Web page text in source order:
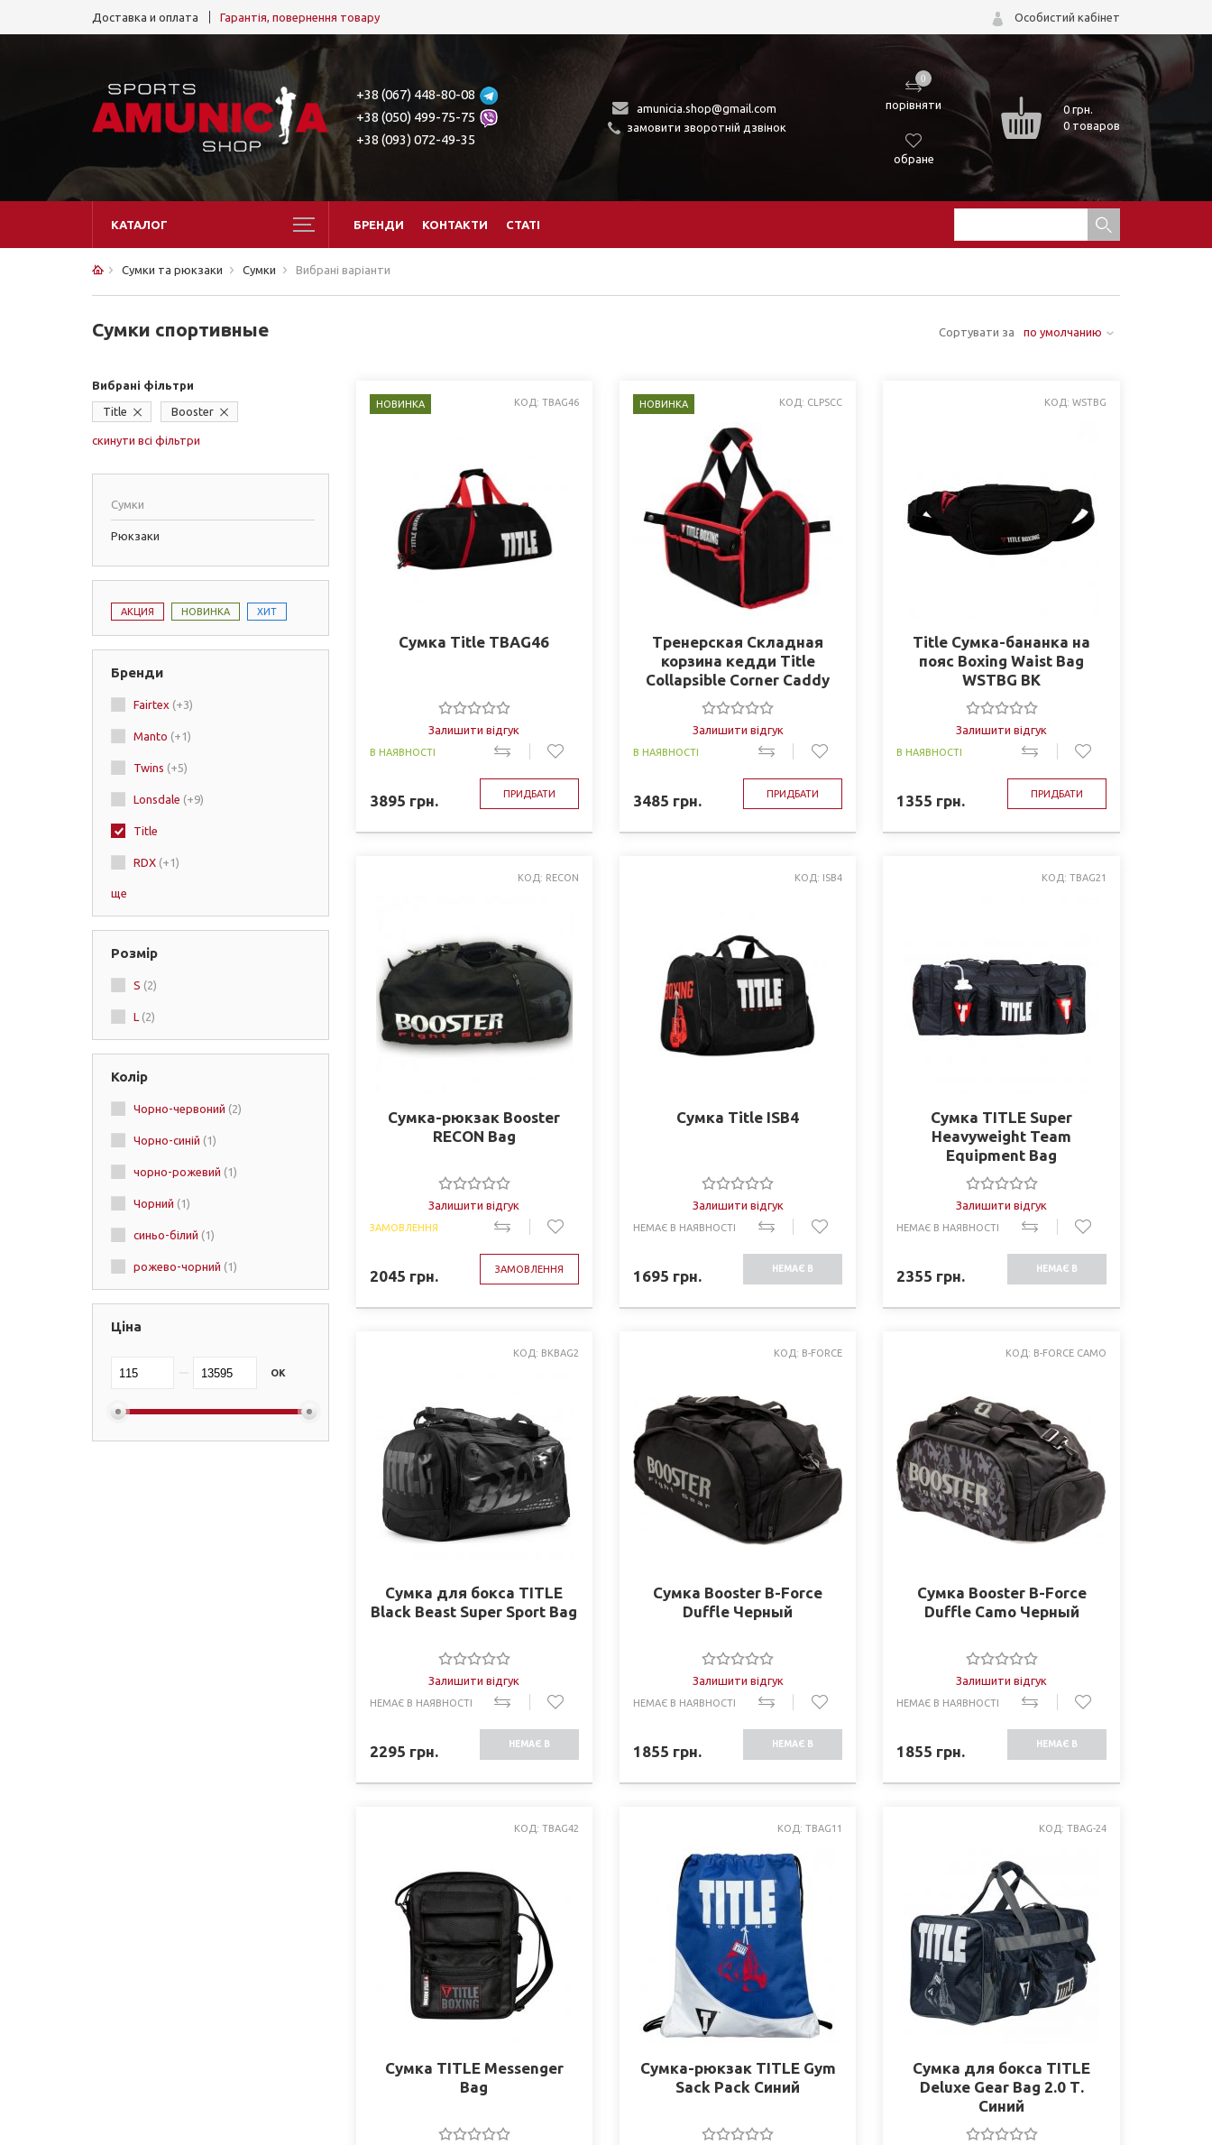
Доставка и оплата Гарантія, повернення товару Особистий кабінет
+38 (067) 448-80-08
+38 (050) 499-75-75
+38 (093) 072-49-35
amunicia.shop@gmail.com
замовити зворотній дзвінок
0
порівняти
обране
0грн.
0 товаров
КАТАЛОГ БРЕНДИ КОНТАКТИ СТАТІ
Сумки та рюкзаки Сумки Вибрані варіанти
Сумки спортивные Сортувати за по умолчанию
Вибрані фільтри
Title Booster
скинути всі фільтри
Сумки
Рюкзаки
АКЦИЯ НОВИНКА ХИТ
Бренди
Fairtex (+3)
Manto (+1)
Twins (+5)
Lonsdale (+9)
Title
RDX (+1)
Venum
Booster
2XU
Adidas(+13)
No Boxing No Life
Everlast(+4)
Rival(+7)
Boxraw(+2)
Asics(+2)
Under armour(+8)
Hayabusa(+7)
Cleto Reyes(+1)
Winning
ще
Розмір
S (2)
L (2)
Колір
Чорно-червоний (2)
Чорно-синій (1)
чорно-рожевий (1)
Чорний (1)
синьо-білий (1)
рожево-чорний (1)
Ціна
OK
НОВИНКА КОД: TBAG46
Сумка Title TBAG46
Залишити відгук
В НАЯВНОСТІ
3895 грн. ПРИДБАТИ
НОВИНКА КОД: CLPSCC
Тренерская Складная
корзина кедди Title
Collapsible Corner Caddy
(33см*20см*20.15см)
CLPSCC
Залишити відгук
В НАЯВНОСТІ
3485 грн. ПРИДБАТИ
КОД: WSTBG
Title Сумка-бананка на
пояс Boxing Waist Bag
WSTBG BK
Залишити відгук
В НАЯВНОСТІ
1355 грн. ПРИДБАТИ
КОД: RECON
Сумка-рюкзак Booster
RECON Bag
Залишити відгук
ЗАМОВЛЕННЯ
2045 грн. ЗАМОВЛЕННЯ
КОД: ISB4
Сумка Title ISB4
Залишити відгук
НЕМАЄ В НАЯВНОСТІ
1695 грн. НЕМАЄ В
КОД: TBAG21
Сумка TITLE Super
Heavyweight Team
Equipment Bag
Залишити відгук
НЕМАЄ В НАЯВНОСТІ
2355 грн. НЕМАЄ В
КОД: BKBAG2
Сумка для бокса TITLE
Black Beast Super Sport Bag
Залишити відгук
НЕМАЄ В НАЯВНОСТІ
2295 грн. НЕМАЄ В
КОД: B-FORCE
Сумка Booster B-Force
Duffle Черный
Залишити відгук
НЕМАЄ В НАЯВНОСТІ
1855 грн. НЕМАЄ В
КОД: B-FORCE CAMO
Сумка Booster B-Force
Duffle Camo Черный
Залишити відгук
НЕМАЄ В НАЯВНОСТІ
1855 грн. НЕМАЄ В
КОД: TBAG42
Сумка TITLE Messenger
Bag
КОД: TBAG11
Сумка-рюкзак TITLE Gym
Sack Pack Синий
КОД: TBAG-24
Сумка для бокса TITLE
Deluxe Gear Bag 2.0 Т.
Синий